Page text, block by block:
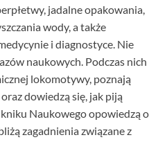
jadalne opakowania,
wody, a także
i diagnostyce. Nie
naukowych. Podczas nich
lokomotywy, poznają
dowiedzą się, jak piją
Naukowego opowiedzą o
zagadnienia związane z